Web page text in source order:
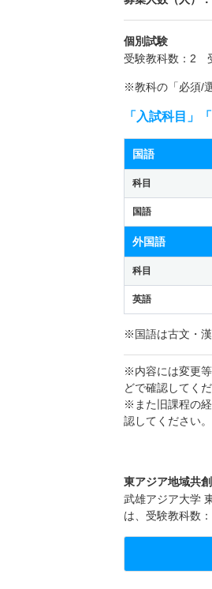
個別試験
受験教科数：2
※教科の「必須/
「入試科目」
国語
科目
国語
外国語
科目
英語
※国語は古文・漢
※内容には変更
どで確認してくだ
※また旧課程の
認してください。
東アジア地域共
武雄アジア大学
は、受験教科数